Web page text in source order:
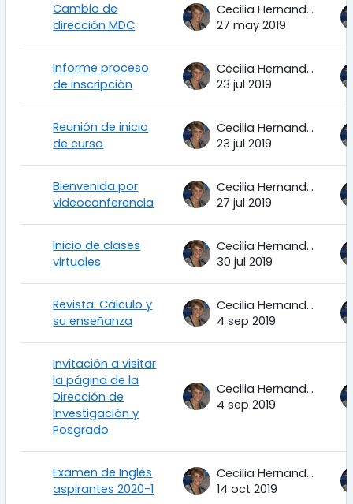
Cambio de
dirección MDC
Cecilia Hernandez Garciadiego
27 may 2019
Informe proceso
de inscripción
Cecilia Hernandez Garciadiego
23 jul 2019
Reunión de inicio
de curso
Cecilia Hernandez Garciadiego
23 jul 2019
Bienvenida por
videoconferencia
Cecilia Hernandez Garciadiego
27 jul 2019
Inicio de clases
virtuales
Cecilia Hernandez Garciadiego
30 jul 2019
Revista: Cálculo y
su enseñanza
Cecilia Hernandez Garciadiego
4 sep 2019
Invitación a visitar
la página de la
Dirección de
Investigación y
Posgrado
Cecilia Hernandez Garciadiego
4 sep 2019
Examen de Inglés
aspirantes 2020-1
Cecilia Hernandez Garciadiego
14 oct 2019